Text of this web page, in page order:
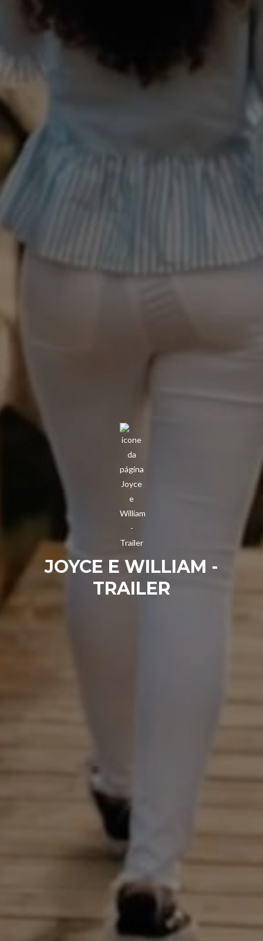
JOYCE E WILLIAM -
TRAILER